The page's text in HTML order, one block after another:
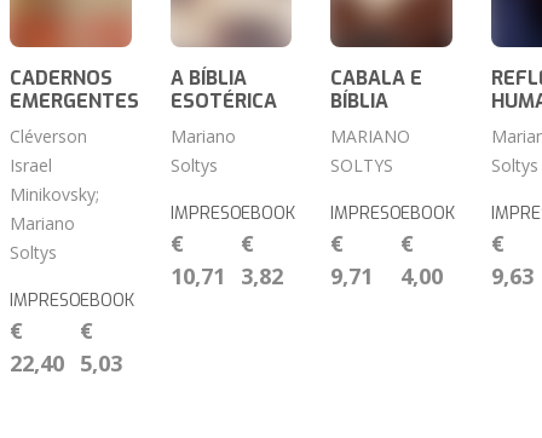
CADERNOS
EMERGENTES
Cléverson
Israel
Minikovsky;
Mariano
Soltys
IMPRESO
€
22,40
EBOOK
€
5,03
A BÍBLIA
ESOTÉRICA
Mariano
Soltys
IMPRESO
€
10,71
EBOOK
€
3,82
CABALA E
BÍBLIA
MARIANO
SOLTYS
IMPRESO
€
9,71
EBOOK
€
4,00
Soltys
€
9,63